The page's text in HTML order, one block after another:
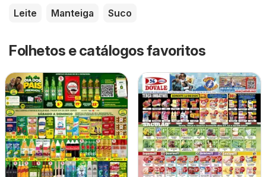
Leite Manteiga Suco
Folhetos e catálogos favoritos